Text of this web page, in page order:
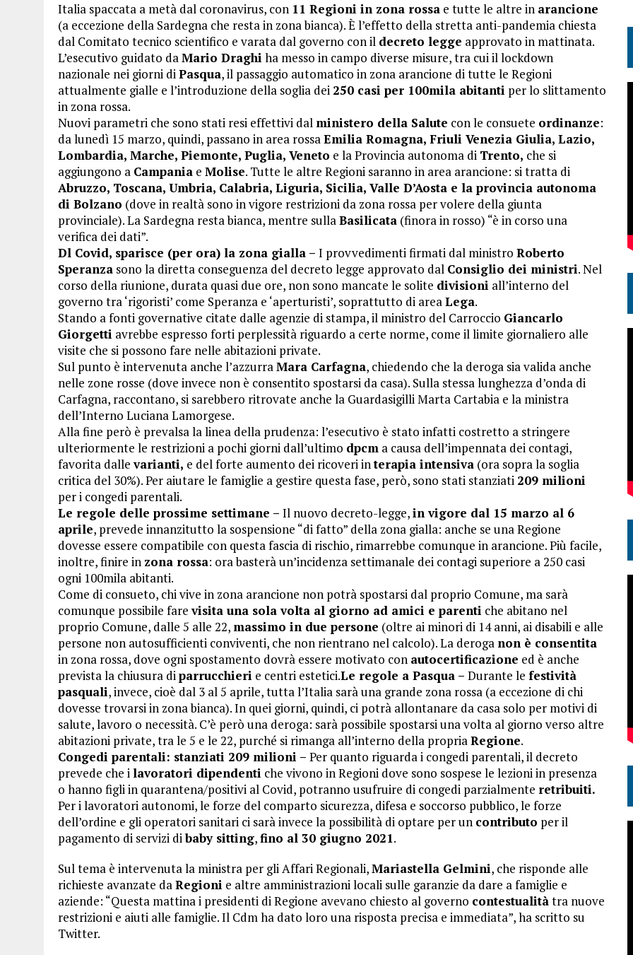
Italia spaccata a metà dal coronavirus, con 11 Regioni in zona rossa e tutte le altre in arancione
(a eccezione della Sardegna che resta in zona bianca). È l’effetto della stretta anti-pandemia chiesta
dal Comitato tecnico scientifico e varata dal governo con il decreto legge approvato in mattinata.
L’esecutivo guidato daMario Draghi ha messo in campo diverse misure, tra cui il lockdown
nazionale nei giorni diPasqua, il passaggio automatico in zona arancione di tutte le Regioni
attualmente gialle e l’introduzione della soglia dei 250 casi per 100mila abitanti per lo slittamento
in zona rossa.
Nuovi parametri che sono stati resi effettivi dal ministero della Salute con le consuete ordinanze:
da lunedì 15 marzo, quindi, passano in area rossaEmilia Romagna, Friuli Venezia Giulia, Lazio,
Lombardia, Marche, Piemonte, Puglia, Veneto e la Provincia autonoma di Trento, che si
aggiungono a Campania e Molise. Tutte le altre Regioni saranno in area arancione: si tratta di
Abruzzo, Toscana, Umbria, Calabria, Liguria, Sicilia, Valle D’Aosta e la provincia autonoma
di Bolzano (dove in realtà sono in vigore restrizioni da zona rossa per volere della giunta
provinciale). La Sardegna resta bianca, mentre sullaBasilicata (finora in rosso) “è in corso una
verifica dei dati”.
Dl Covid, sparisce (per ora) la zona gialla – I provvedimenti firmati dal ministro Roberto
Speranza sono la diretta conseguenza del decreto legge approvato dal Consiglio dei ministri. Nel
corso della riunione, durata quasi due ore, non sono mancate le solite divisioni all’interno del
governo tra ‘rigoristi’ come Speranza e ‘aperturisti’, soprattutto di areaLega.
Stando a fonti governative citate dalle agenzie di stampa, il ministro del Carroccio Giancarlo
Giorgetti avrebbe espresso forti perplessità riguardo a certe norme, come il limite giornaliero alle
visite che si possono fare nelle abitazioni private.
Sul punto è intervenuta anche l’azzurraMara Carfagna, chiedendo che la deroga sia valida anche
nelle zone rosse (dove invece non è consentito spostarsi da casa). Sulla stessa lunghezza d’onda di
Carfagna, raccontano, si sarebbero ritrovate anche la Guardasigilli Marta Cartabia e la ministra
dell’Interno Luciana Lamorgese.
Alla fine però è prevalsa la linea della prudenza: l’esecutivo è stato infatti costretto a stringere
ulteriormente le restrizioni a pochi giorni dall’ultimo dpcm a causa dell’impennata dei contagi,
favorita dallevarianti, e del forte aumento dei ricoveri interapia intensiva (ora sopra la soglia
critica del 30%). Per aiutare le famiglie a gestire questa fase, però, sono stati stanziati 209 milioni
per i congedi parentali.
Le regole delle prossime settimane – Il nuovo decreto-legge,in vigore dal 15 marzo al 6
aprile, prevede innanzitutto la sospensione “di fatto” della zona gialla: anche se una Regione
dovesse essere compatibile con questa fascia di rischio, rimarrebbe comunque in arancione. Più facile,
inoltre, finire in zona rossa: ora basterà un’incidenza settimanale dei contagi superiore a 250 casi
ogni 100mila abitanti.
Come di consueto, chi vive in zona arancione non potrà spostarsi dal proprio Comune, ma sarà
comunque possibile farevisita una sola volta al giorno ad amici e parenti che abitano nel
proprio Comune, dalle 5 alle 22, massimo in due persone (oltre ai minori di 14 anni, ai disabili e alle
persone non autosufficienti conviventi, che non rientrano nel calcolo). La deroga non è consentita
in zona rossa, dove ogni spostamento dovrà essere motivato con autocertificazione ed è anche
prevista la chiusura diparrucchieri e centri estetici.Le regole a Pasqua – Durante le festività
pasquali, invece, cioè dal 3 al 5 aprile, tutta l’Italia sarà una grande zona rossa (a eccezione di chi
dovesse trovarsi in zona bianca). In quei giorni, quindi, ci potrà allontanare da casa solo per motivi di
salute, lavoro o necessità. C’è però una deroga: sarà possibile spostarsi una volta al giorno verso altre
abitazioni private, tra le 5 e le 22, purché si rimanga all’interno della propriaRegione.
Congedi parentali: stanziati 209 milioni – Per quanto riguarda i congedi parentali, il decreto
prevede che ilavoratori dipendenti che vivono in Regioni dove sono sospese le lezioni in presenza
o hanno figli in quarantena/positivi al Covid, potranno usufruire di congedi parzialmente retribuiti.
Per i lavoratori autonomi, le forze del comparto sicurezza, difesa e soccorso pubblico, le forze
dell’ordine e gli operatori sanitari ci sarà invece la possibilità di optare per un contributo per il
pagamento di servizi dibaby sitting,fino al 30 giugno 2021.
Sul tema è intervenuta la ministra per gli Affari Regionali,Mariastella Gelmini, che risponde alle
richieste avanzate daRegioni e altre amministrazioni locali sulle garanzie da dare a famiglie e
aziende: “Questa mattina i presidenti di Regione avevano chiesto al governo contestualitàtra nuove
restrizioni e aiuti alle famiglie. Il Cdm ha dato loro una risposta precisa e immediata”, ha scritto su
Twitter.